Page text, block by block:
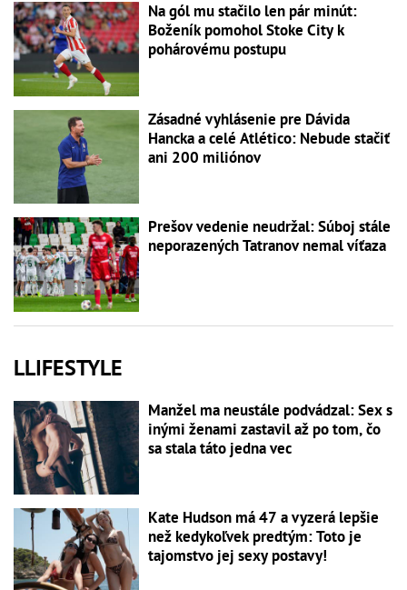
Na gól mu stačilo len pár minút:
Boženík pomohol Stoke City k
pohárovému postupu
Zásadné vyhlásenie pre Dávida
Hancka a celé Atlético: Nebude stačiť
ani 200 miliónov
Prešov vedenie neudržal: Súboj stále
neporazených Tatranov nemal víťaza
LLIFESTYLE
Manžel ma neustále podvádzal: Sex s
inými ženami zastavil až po tom, čo
sa stala táto jedna vec
Kate Hudson má 47 a vyzerá lepšie
než kedykoľvek predtým: Toto je
tajomstvo jej sexy postavy!